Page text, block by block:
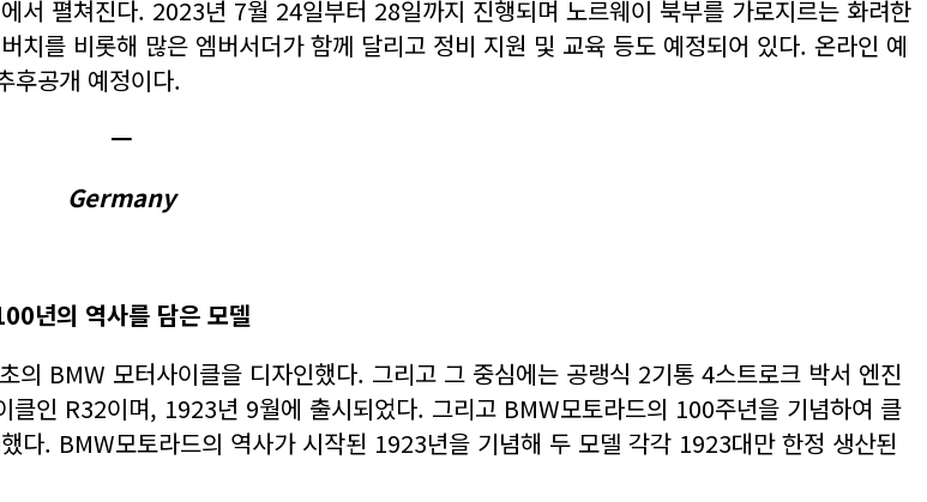
서 펼쳐진다. 2023년 7월 24일부터 28일까지 진행되며 노르웨이 북부를 가로지르는 화려한
를 비롯해 많은 엠버서더가 함께 달리고 정비 지원 및 교육 등도 예정되어 있다. 온라인 예
후공개 예정이다.
ㅡ
Germany
년의 역사를 담은 모델
BMW 모터사이클을 디자인했다. 그리고 그 중심에는 공랭식 2기통 4스트로크 박서 엔진
인 R32이며, 1923년 9월에 출시되었다. 그리고 BMW모토라드의 100주년을 기념하여 클
다. BMW모토라드의 역사가 시작된 1923년을 기념해 두 모델 각각 1923대만 한정 생산된